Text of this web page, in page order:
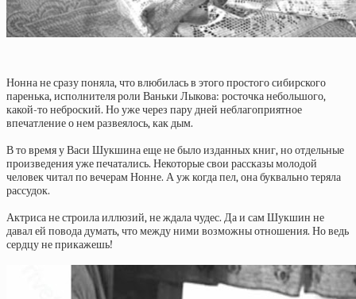
Нонна не сразу поняла, что влюбилась в этого простого сибирского
паренька, исполнителя роли Ваньки Лыкова: росточка небольшого,
какой-то неброский. Но уже через пару дней неблагоприятное
впечатление о нем развеялось, как дым.
В то время у Васи Шукшина еще не было изданных книг, но отдельные
произведения уже печатались. Некоторые свои рассказы молодой
человек читал по вечерам Нонне. А уж когда пел, она буквально теряла
рассудок.
Актриса не строила иллюзий, не ждала чудес. Да и сам Шукшин не
давал ей повода думать, что между ними возможны отношения. Но ведь
сердцу не прикажешь!